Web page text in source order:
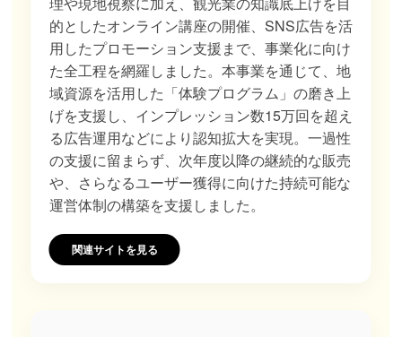
的としたオンライン講座の開催、SNS広告を活
用したプロモーション支援まで、事業化に向け
た全工程を網羅しました。本事業を通じて、地
域資源を活用した「体験プログラム」の磨き上
げを支援し、インプレッション数15万回を超え
る広告運用などにより認知拡大を実現。一過性
の支援に留まらず、次年度以降の継続的な販売
や、さらなるユーザー獲得に向けた持続可能な
運営体制の構築を支援しました。
関連サイトを見る